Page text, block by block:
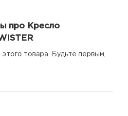
про Кресло
этого товара. Будьте первым,